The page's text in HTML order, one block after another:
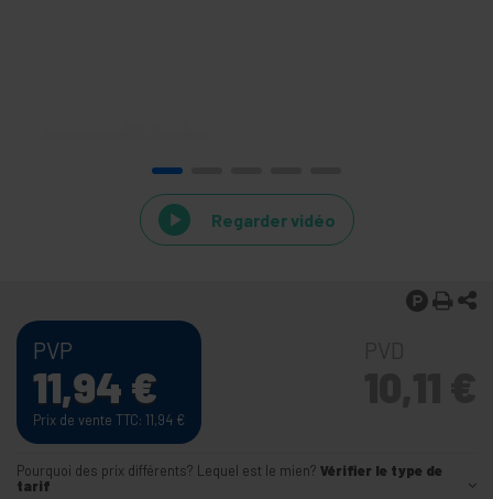
Regarder vidéo
PVP
11,94 €
Prix de vente TTC: 11,94 €
Pourquoi des prix différents? Lequel est le mien? Vérifier le type de
tarif